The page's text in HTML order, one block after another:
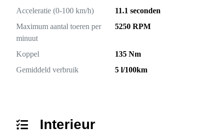
Acceleratie (0-100 km/h)
11.1 seconden
Maximum aantal toeren per
minuut
5250 RPM
Koppel
135 Nm
Gemiddeld verbruik
5 l/100km
Interieur